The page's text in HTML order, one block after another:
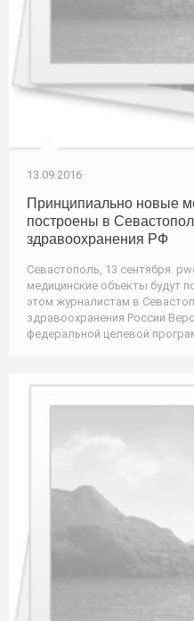
13.09.2016
Принципиально новые
построены в
здравоохранения РФ
Севастополь, 13 сентября.
медицинские объекты будут
этом журналистам в
здравоохранения России
федеральной целевой